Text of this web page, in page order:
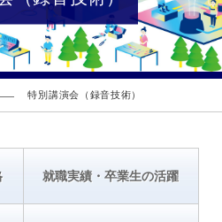
特別講演会（録音技術）
就職実績・卒業生の活躍